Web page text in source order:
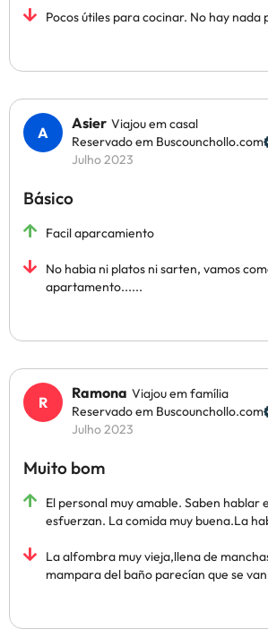
Pocos útiles para cocinar. No hay nada
Asier Viajou em casal
Reservado em Buscounchollo.com
Julho 2023
Básico
Facil aparcamiento
No habia ni platos ni sarten, vamos
apartamento......
Ramona Viajou em família
Reservado em Buscounchollo.com
Julho 2023
Muito bom
El personal muy amable. Saben hablar
esfuerzan. La comida muy buena.La
La alfombra muy vieja,llena de
mampara del baño parecían que se